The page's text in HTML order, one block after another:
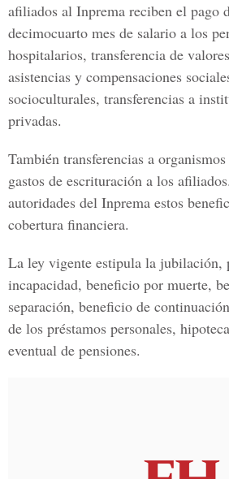
afiliados al Inprema reciben el pago
decimocuarto mes de salario a los
hospitalarios, transferencia de
asistencias y compensaciones
socioculturales, transferencias a
privadas.
También transferencias a
gastos de escrituración a los
autoridades del Inprema estos
cobertura financiera.
La ley vigente estipula la jubilación,
incapacidad, beneficio por muerte,
separación, beneficio de
de los préstamos personales,
eventual de pensiones.